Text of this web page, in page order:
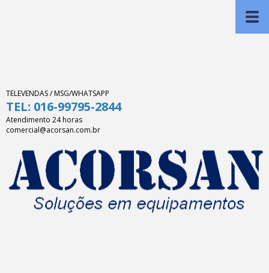
TELEVENDAS / MSG/WHATSAPP
TEL: 016-99795-2844
Atendimento 24 horas
comercial@acorsan.com.br